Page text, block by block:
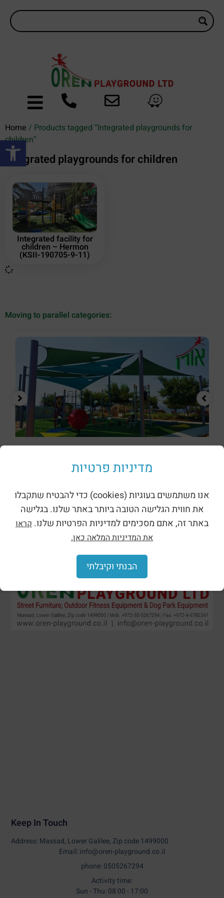
Open toolbar
Home / Products tagged “Integrated playgrounds for
children”
Integrated playgrounds for children
Integrated facility for
children – Hermon
(KSII-190705-9-11)
Moving to parallel categories:
Keep In Touch
Address: Massad, Lower Galilee, Zip code 1499000
Email: info@oren-playground.co.il
phone: 0505267294
Activity time:
Sun - Thu: 08:00 - 17:00
מדיניות פרטיות
אנו משתמשים בעוגיות (cookies) כדי להבטיח שתקבלו
את חווית הגלישה הטובה ביותר באתר שלנו. בגלישה
באתר זה, אתם מסכימים למדיניות הפרטיות שלנו. קראו
את המדיניות המלאה כאן.
הבנתי וקיבלתי